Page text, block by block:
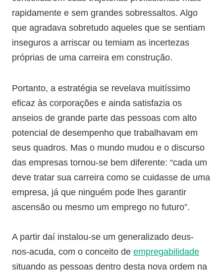
rapidamente e sem grandes sobressaltos. Algo
que agradava sobretudo aqueles que se sentiam
inseguros a arriscar ou temiam as incertezas
próprias de uma carreira em construção.
Portanto, a estratégia se revelava muitíssimo
eficaz às corporações e ainda satisfazia os
anseios de grande parte das pessoas com alto
potencial de desempenho que trabalhavam em
seus quadros. Mas o mundo mudou e o discurso
das empresas tornou-se bem diferente: “cada um
deve tratar sua carreira como se cuidasse de uma
empresa, já que ninguém pode lhes garantir
ascensão ou mesmo um emprego no futuro”.
A partir daí instalou-se um generalizado deus-
nos-acuda, com o conceito de empregabilidade
situando as pessoas dentro desta nova ordem na